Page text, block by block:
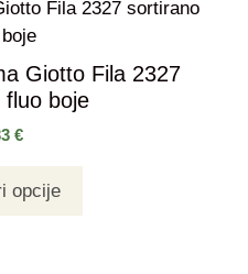
Giotto Fila 2327
boje
€
opcije